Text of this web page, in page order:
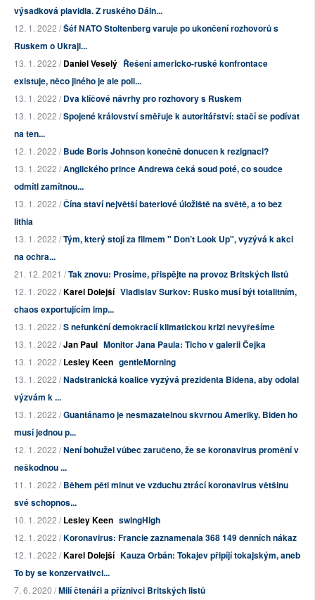
výsadková plavidla. Z ruského Dáln...
12. 1. 2022 /Šéf NATO Stoltenberg varuje po ukončení rozhovorů s
Ruskem o Ukraji...
13. 1. 2022 /Daniel Veselý Řešení americko-ruské konfrontace
existuje, něco jiného je ale poli...
13. 1. 2022 /Dva klíčové návrhy pro rozhovory s Ruskem
13. 1. 2022 /Spojené království směřuje k autoritářství: stačí se podívat
na ten...
12. 1. 2022 /Bude Boris Johnson konečně donucen k rezignaci?
13. 1. 2022 /Anglického prince Andrewa čeká soud poté, co soudce
odmítl zamítnou...
13. 1. 2022 /Čína staví největší bateriové úložiště na světě, a to bez
lithia
13. 1. 2022 /Tým, který stojí za filmem " Don’t Look Up", vyzývá k akci
na ochra...
21. 12. 2021 /Tak znovu: Prosíme, přispějte na provoz Britských listů
12. 1. 2022 /Karel Dolejší Vladislav Surkov: Rusko musí být totalitním,
chaos exportujícím imp...
13. 1. 2022 /S nefunkční demokracií klimatickou krizi nevyřešíme
13. 1. 2022 /Jan Paul Monitor Jana Paula: Ticho v galerii Čejka
13. 1. 2022 /Lesley Keen gentleMorning
13. 1. 2022 /Nadstranická koalice vyzývá prezidenta Bidena, aby odolal
výzvám k ...
13. 1. 2022 /Guantánamo je nesmazatelnou skvrnou Ameriky. Biden ho
musí jednou p...
12. 1. 2022 /Není bohužel vůbec zaručeno, že se koronavirus promění v
neškodnou ...
11. 1. 2022 /Během pěti minut ve vzduchu ztrácí koronavirus většinu
své schopnos...
10. 1. 2022 /Lesley Keen swingHigh
12. 1. 2022 /Koronavirus: Francie zaznamenala 368 149 denních nákaz
12. 1. 2022 /Karel Dolejší Kauza Orbán: Tokajev připíjí tokajským, aneb
To by se konzervativci...
7. 6. 2020 /Milí čtenáři a příznivci Britských listů